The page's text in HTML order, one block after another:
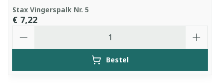
Stax Vingerspalk Nr. 5
€ 7,22
Bestel